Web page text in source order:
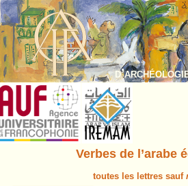
Verbes de l’arabe
toutes les lettres sauf